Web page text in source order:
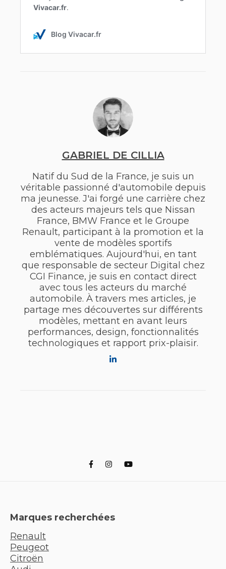
GABRIEL DE CILLIA
Natif du Sud de la France, je suis un
véritable passionné d'automobile depuis
ma jeunesse. J'ai forgé une carrière chez
des acteurs majeurs tels que Nissan
France, BMW France et le Groupe
Renault, participant à la promotion et la
vente de modèles sportifs
emblématiques. Aujourd'hui, en tant
que responsable de secteur Digital chez
CGI Finance, je suis en contact direct
avec tous les acteurs du marché
automobile. À travers mes articles, je
partage mes découvertes sur différents
modèles, mettant en avant leurs
performances, design, fonctionnalités
technologiques et rapport prix-plaisir.
Marques recherchées
Renault
Peugeot
Citroën